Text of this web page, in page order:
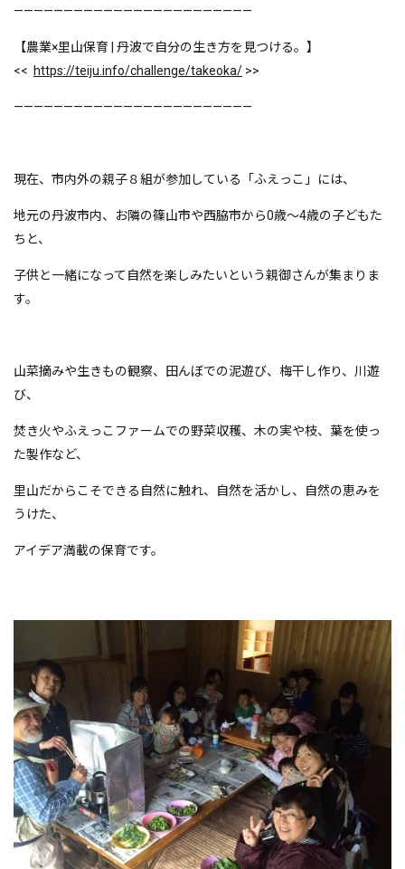
————————————————————————
【農業×里山保育 | 丹波で自分の生き方を見つける。】
<< https://teiju.info/challenge/takeoka/ >>
————————————————————————
現在、市内外の親子８組が参加している「ふえっこ」には、
地元の丹波市内、お隣の篠山市や西脇市から0歳〜4歳の子どもた
ちと、
子供と一緒になって自然を楽しみたいという親御さんが集まりま
す。
山菜摘みや生きもの観察、田んぼでの泥遊び、梅干し作り、川遊
び、
焚き火やふえっこファームでの野菜収穫、木の実や枝、葉を使っ
た製作など、
里山だからこそできる自然に触れ、自然を活かし、自然の恵みを
うけた、
アイデア満載の保育です。